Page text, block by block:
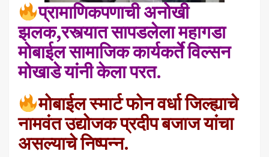
प्रामाणिकपणाची अनोखी
झलक,रस्त्यात सापडलेला महागडा
मोबाईल सामाजिक कार्यकर्ते विल्सन
मोखाडे यांनी केला परत.
मोबाईल स्मार्ट फोन वर्धा जिल्ह्याचे
नामवंत उद्योजक प्रदीप बजाज यांचा
असल्याचे निष्पन्न.